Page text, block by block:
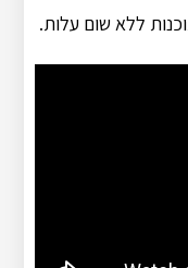
ללא שום עלות.